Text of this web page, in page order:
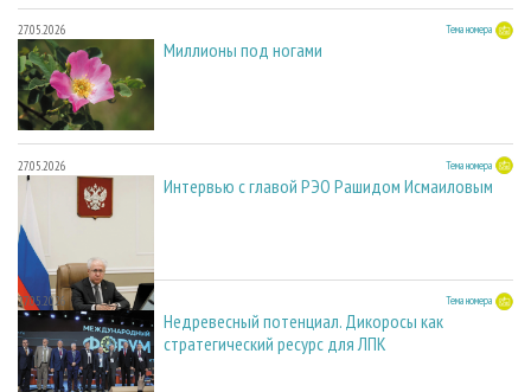
27.05.2026 Тема номера
Миллионы под ногами
27.05.2026 Тема номера
Интервью с главой РЭО Рашидом Исмаиловым
27.05.2026 Тема номера
Недревесный потенциал. Дикоросы как
стратегический ресурс для ЛПК